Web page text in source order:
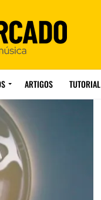
ARTIGOS TUTORIAL